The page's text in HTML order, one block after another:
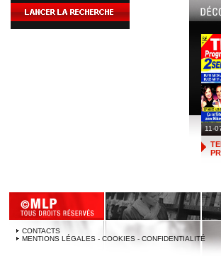
11-
CONTACTS
MENTIONS LÉGALES - COOKIES - CONFIDENTIALITÉ